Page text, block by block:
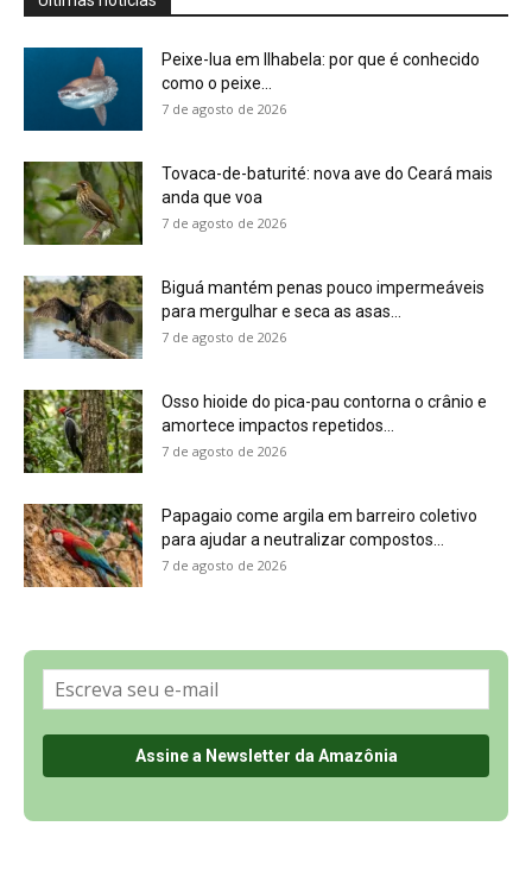
Osso hioide do pica-pau contorna o crânio e
7 de agosto de 2026
7 de agosto de 2026
Política de Privacidade, LGPD e RGPD
Últimas Notícias
🌎 Español
©